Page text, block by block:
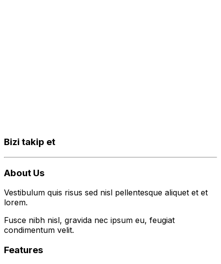
Bizi takip et
About Us
Vestibulum quis risus sed nisl pellentesque aliquet et et
lorem.
Fusce nibh nisl, gravida nec ipsum eu, feugiat
condimentum velit.
Features